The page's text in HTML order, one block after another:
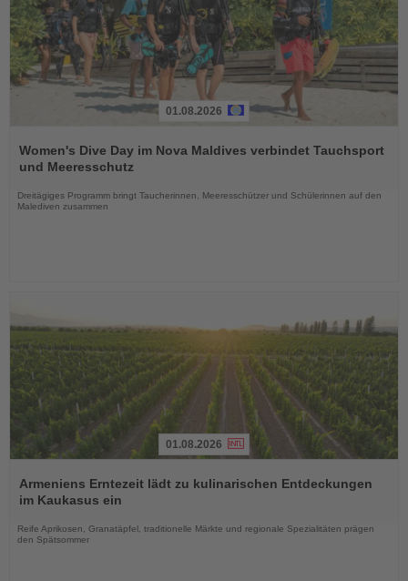
Sie
die
01.08.2026
Women's Dive Day im Nova Maldives verbindet Tauchsport
und Meeresschutz
Dreitägiges Programm bringt Taucherinnen, Meeresschützer und Schülerinnen auf den
Malediven zusammen
Sie
die
01.08.2026
Armeniens Erntezeit lädt zu kulinarischen Entdeckungen
im Kaukasus ein
Reife Aprikosen, Granatäpfel, traditionelle Märkte und regionale Spezialitäten prägen
den Spätsommer